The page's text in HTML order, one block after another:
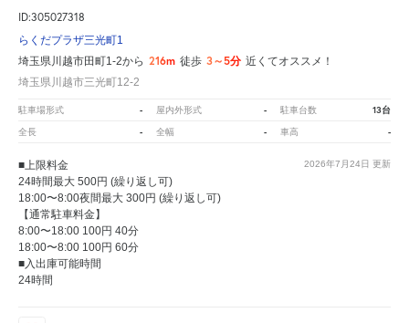
ID:305027318
らくだプラザ三光町1
埼玉県川越市田町1-2から 216m 徒歩 3～5分 近くてオススメ！
埼玉県川越市三光町12-2
駐車場形式 - 屋内外形式 - 駐車台数 13台
全長 - 全幅 - 車高 -
2026年7月24日 更新
■上限料金
24時間最大 500円 (繰り返し可)
18:00〜8:00夜間最大 300円 (繰り返し可)
【通常駐車料金】
8:00〜18:00 100円 40分
18:00〜8:00 100円 60分
■入出庫可能時間
24時間